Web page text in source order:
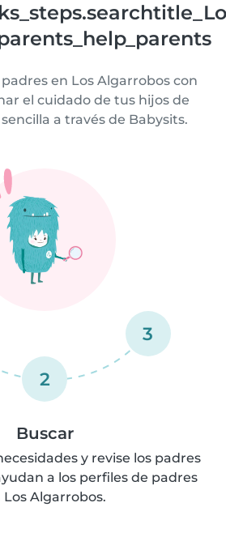
en Los Algarrobos con
el cuidado de tus hijos de
a través de Babysits.
2
3
Buscar
y revise los padres
a los perfiles de padres
Los Algarrobos.